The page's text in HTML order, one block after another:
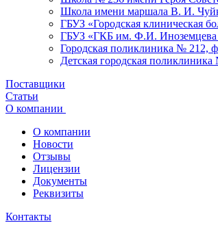
Школа имени маршала В. И.
ГБУЗ «Городская клиническая
ГБУЗ «ГКБ им. Ф.И.
Городская поликлиника № 212,
Детская городская
Поставщики
Статьи
О компании
О компании
Новости
Отзывы
Лицензии
Документы
Реквизиты
Контакты